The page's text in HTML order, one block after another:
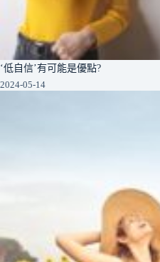
‘低自信’有可能是優點?
2024-05-14